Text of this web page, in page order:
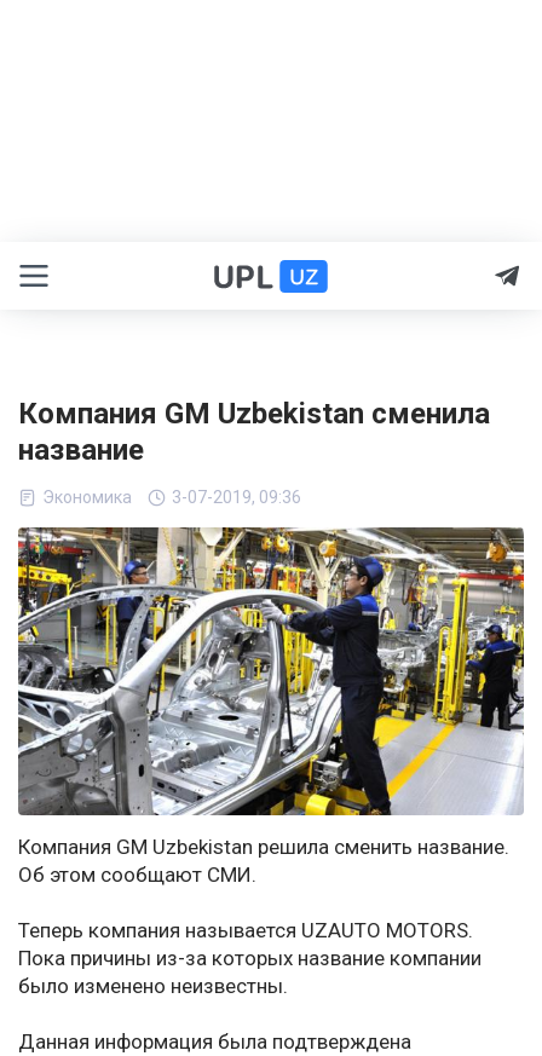
Компания GM Uzbekistan сменила
название
Экономика 3-07-2019, 09:36
Компания GM Uzbekistan решила сменить название.
Об этом сообщают СМИ.
Теперь компания называется UZAUTO MOTORS.
Пока причины из-за которых название компании
было изменено неизвестны.
Данная информация была подтверждена